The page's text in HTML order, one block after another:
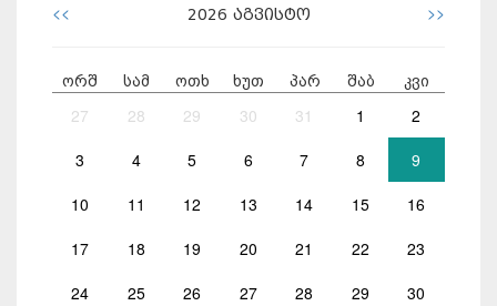
<< 2026 აგვისტო >>
ორშ სამ ოთხ ხუთ პარ შაბ კვი
27 28 29 30 31 1 2
3 4 5 6 7 8 9
10 11 12 13 14 15 16
17 18 19 20 21 22 23
24 25 26 27 28 29 30